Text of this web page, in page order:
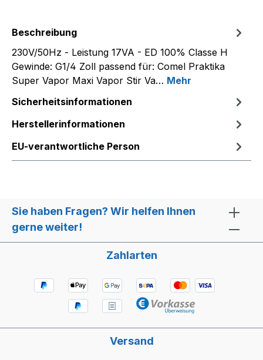
Beschreibung
230V/50Hz - Leistung 17VA - ED 100% Classe H
Gewinde: G1/4 Zoll passend für: Comel Praktika
Super Vapor Maxi Vapor Stir Va… Mehr
Sicherheitsinformationen
Herstellerinformationen
EU-verantwortliche Person
Sie haben Fragen? Wir helfen Ihnen
gerne weiter!
Zahlarten
Versand